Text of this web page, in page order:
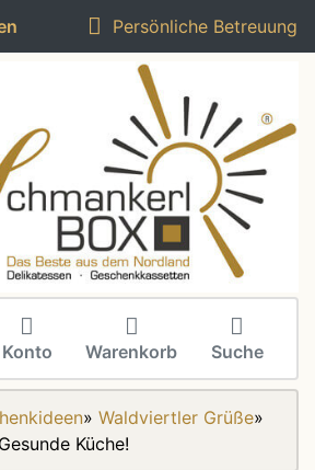
Persönliche Betreuung
Konto Warenkorb Suche
» Waldviertler Grüße»
Küche!